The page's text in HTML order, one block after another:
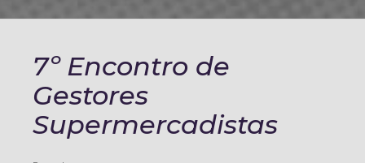
7º Encontro de
Gestores
Supermercadistas